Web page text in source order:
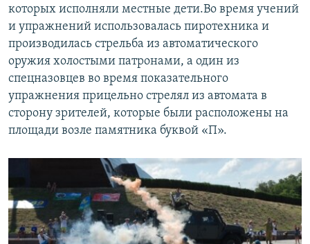
которых исполняли местные дети.Во время учений
и упражнений использовалась пиротехника и
производилась стрельба из автоматического
оружия холостыми патронами, а один из
спецназовцев во время показательного
упражнения прицельно стрелял из автомата в
сторону зрителей, которые были расположены на
площади возле памятника буквой «П».